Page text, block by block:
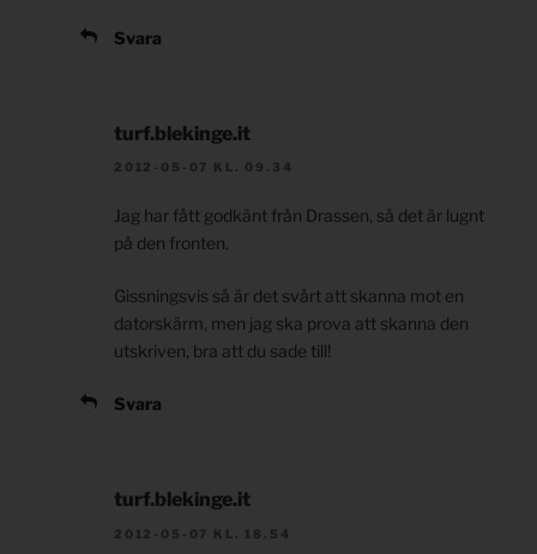
Svara
turf.blekinge.it
2012-05-07 KL. 09.34
Jag har fått godkänt från Drassen, så det är lugnt
på den fronten.
Gissningsvis så är det svårt att skanna mot en
datorskärm, men jag ska prova att skanna den
utskriven, bra att du sade till!
Svara
turf.blekinge.it
2012-05-07 KL. 18.54